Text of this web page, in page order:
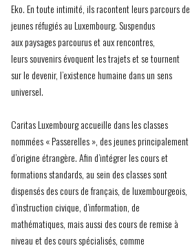
Eko. En toute intimité, ils racontent leurs parcours de
jeunes réfugiés au Luxembourg. Suspendus
aux paysages parcourus et aux rencontres,
leurs souvenirs évoquent les trajets et se tournent
sur le devenir, l’existence humaine dans un sens
universel.
Caritas Luxembourg accueille dans les classes
nommées « Passerelles », des jeunes principalement
d’origine étrangère. Afin d’intégrer les cours et
formations standards, au sein des classes sont
dispensés des cours de français, de luxembourgeois,
d’instruction civique, d’information, de
mathématiques, mais aussi des cours de remise à
niveau et des cours spécialisés, comme